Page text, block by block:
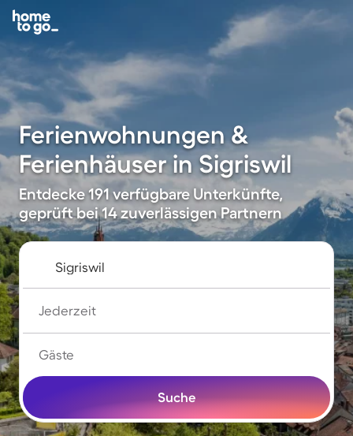
Ferienwohnungen &
Ferienhäuser in Sigriswil
Entdecke 191 verfügbare Unterkünfte,
geprüft bei 14 zuverlässigen Partnern
Jederzeit
Gäste
Suche